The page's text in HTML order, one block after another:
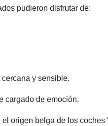
pudieron disfrutar de:
y sensible.
cargado de emoción.
origen belga de los coches